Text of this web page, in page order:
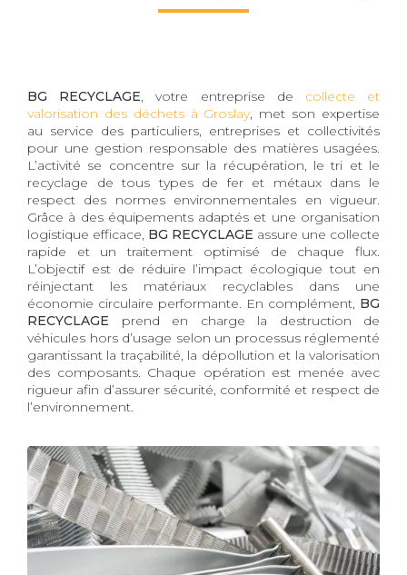
BG RECYCLAGE, votre entreprise de collecte et
valorisation des déchets à Groslay, met son expertise
au service des particuliers, entreprises et collectivités
pour une gestion responsable des matières usagées.
L’activité se concentre sur la récupération, le tri et le
recyclage de tous types de fer et métaux dans le
respect des normes environnementales en vigueur.
Grâce à des équipements adaptés et une organisation
logistique efficace, BG RECYCLAGE assure une collecte
rapide et un traitement optimisé de chaque flux.
L’objectif est de réduire l’impact écologique tout en
réinjectant les matériaux recyclables dans une
économie circulaire performante. En complément, BG
RECYCLAGE prend en charge la destruction de
véhicules hors d’usage selon un processus réglementé
garantissant la traçabilité, la dépollution et la valorisation
des composants. Chaque opération est menée avec
rigueur afin d’assurer sécurité, conformité et respect de
l’environnement.